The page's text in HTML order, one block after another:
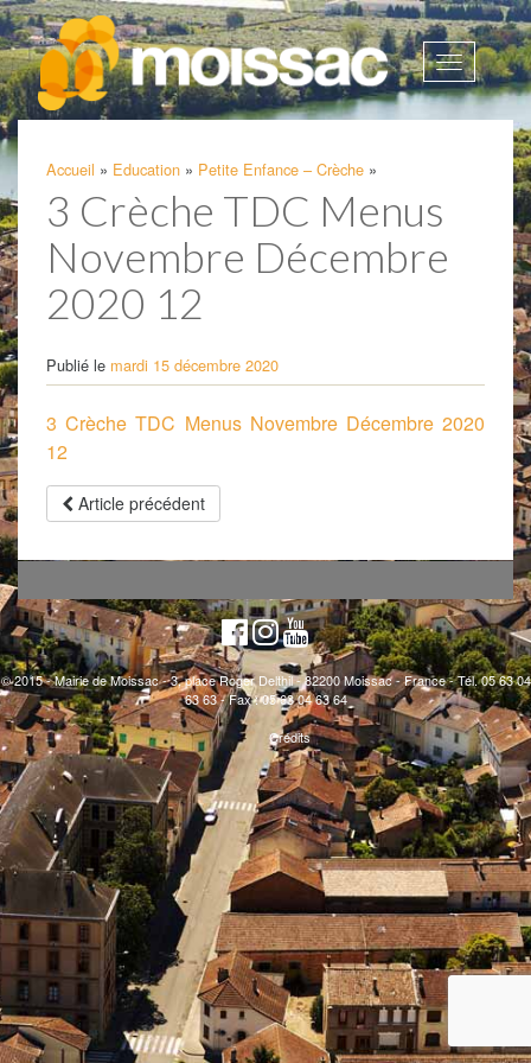
Afficher
la
Accueil » Education » Petite Enfance – Crèche »
3 Crèche TDC Menus
Novembre Décembre
2020 12
Publié le mardi 15 décembre 2020
3 Crèche TDC Menus Novembre Décembre 2020
12
Article précédent
© 2015 - Mairie de Moissac - 3, place Roger Delthil - 82200 Moissac - France - Tél. 05 63 04
63 63 - Fax : 05 63 04 63 64
Crédits